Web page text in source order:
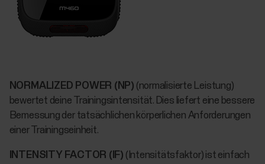
NORMALIZED POWER (NP) (normalisierte Leistung)
bewertet deine Trainingsintensität. Dies liefert eine bessere
Bemessung der tatsächlichen körperlichen Anforderungen
einer Trainingseinheit.
INTENSITY FACTOR (IF) (Intensitätsfaktor) ist einfach